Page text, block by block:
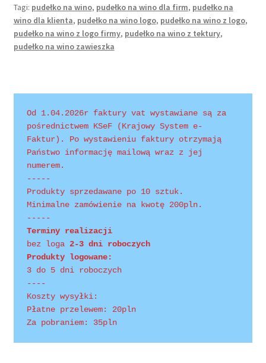
Tagi: pudełko na wino, pudełko na wino dla firm, pudełko na
wino dla klienta, pudełko na wino logo, pudełko na wino z logo,
pudełko na wino z logo firmy, pudełko na wino z tektury,
pudełko na wino zawieszka
Od 1.04.2026r faktury vat wystawiane są za
pośrednictwem KSeF (Krajowy System e-
Faktur). Po wystawieniu faktury otrzymają
Państwo informację mailową wraz z jej
numerem.
-----
Produkty sprzedawane po 10 sztuk.
Minimalne zamówienie na kwotę 200pln.
-----
Terminy realizacji
bez loga 2-3 dni roboczych
Produkty logowane:
3 do 5 dni roboczych
----
Koszty wysyłki:
Płatne przelewem: 20pln
Za pobraniem: 35pln